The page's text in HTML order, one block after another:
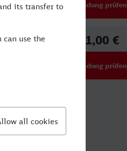
Verbindung prüfen
51,00 €
Verbindung prüfen